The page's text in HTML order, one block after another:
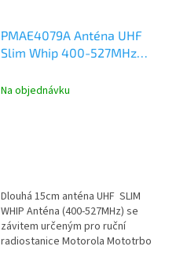
PMAE4079A Anténa UHF
Slim Whip 400-527MHz
Na objednávku
Dlouhá 15cm anténa UHF SLIM
WHIP Anténa (400-527MHz) se
závitem určeným pro ruční
radiostanice Motorola Mototrbo